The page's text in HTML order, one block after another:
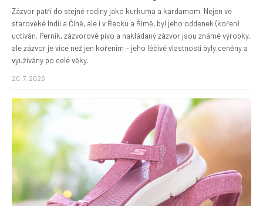
Zázvor patří do stejné rodiny jako kurkuma a kardamom. Nejen ve
starověké Indii a Číně, ale i v Řecku a Římě, byl jeho oddenek (kořen)
uctíván. Perník, zázvorové pivo a nakládaný zázvor jsou známé výrobky,
ale zázvor je více než jen kořením – jeho léčivé vlastnosti byly ceněny a
využívány po celé věky.
20. 7. 2026